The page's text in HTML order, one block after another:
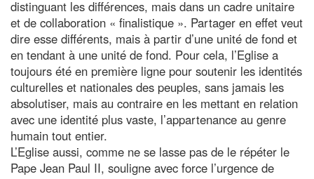
distinguant les différences, mais dans un cadre unitaire
et de collaboration « finalistique ». Partager en effet veut
dire esse différents, mais à partir d’une unité de fond et
en tendant à une unité de fond. Pour cela, l’Eglise a
toujours été en première ligne pour soutenir les identités
culturelles et nationales des peuples, sans jamais les
absolutiser, mais au contraire en les mettant en relation
avec une identité plus vaste, l’appartenance au genre
humain tout entier.
L’Eglise aussi, comme ne se lasse pas de le répéter le
Pape Jean Paul II, souligne avec force l’urgence de